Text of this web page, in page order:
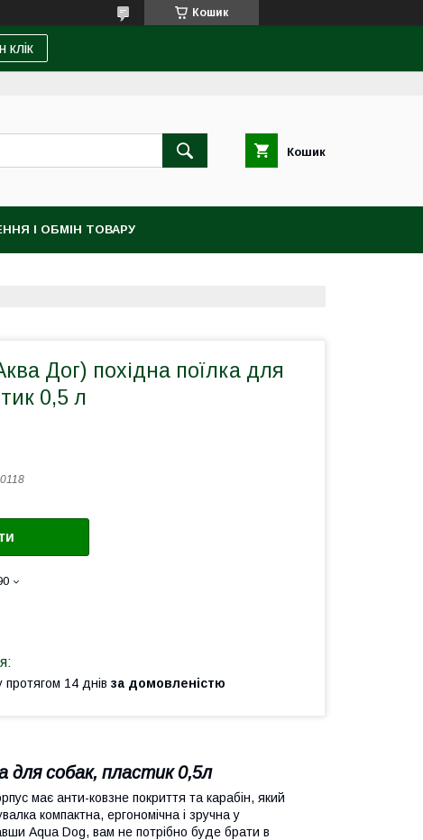
Кошик
клік
Кошик
І ОБМІН ТОВАРУ
Дог) похідна поїлка для
0,5 л
14 днів за домовленістю
для собак, пластик 0,5л
має анти-ковзне покриття та карабін, який
компактна, ергономічна і зручна у
Aqua Dog, вам не потрібно буде брати в